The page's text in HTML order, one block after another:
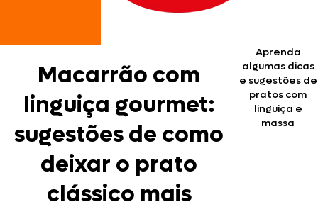
Macarrão com
linguiça gourmet:
sugestões de como
deixar o prato
clássico mais
Aprenda
algumas dicas
e sugestões de
pratos com
linguiça e
massa